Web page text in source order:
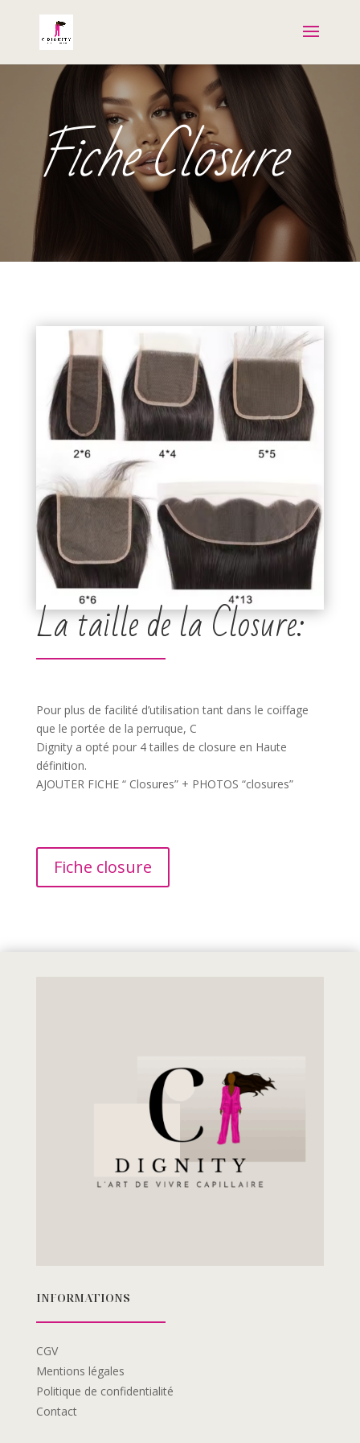
Fiche Closure
La taille de la Closure:
Pour plus de facilité d’utilisation tant dans le coiffage
que le portée de la perruque, C
Dignity a opté pour 4 tailles de closure en Haute
définition.
AJOUTER FICHE “ Closures” + PHOTOS “closures”
Fiche closure
INFORMATIONS
CGV
Mentions légales
Politique de confidentialité
Contact